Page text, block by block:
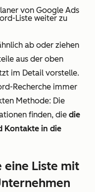
von Google Ads
Liste weiter zu
ab oder ziehen
aus der oben
im Detail vorstelle.
Recherche immer
Methode: Die
finden, die die
Kontakte in die
eine Liste mit